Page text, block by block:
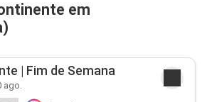
em
| Fim de Semana
ago.